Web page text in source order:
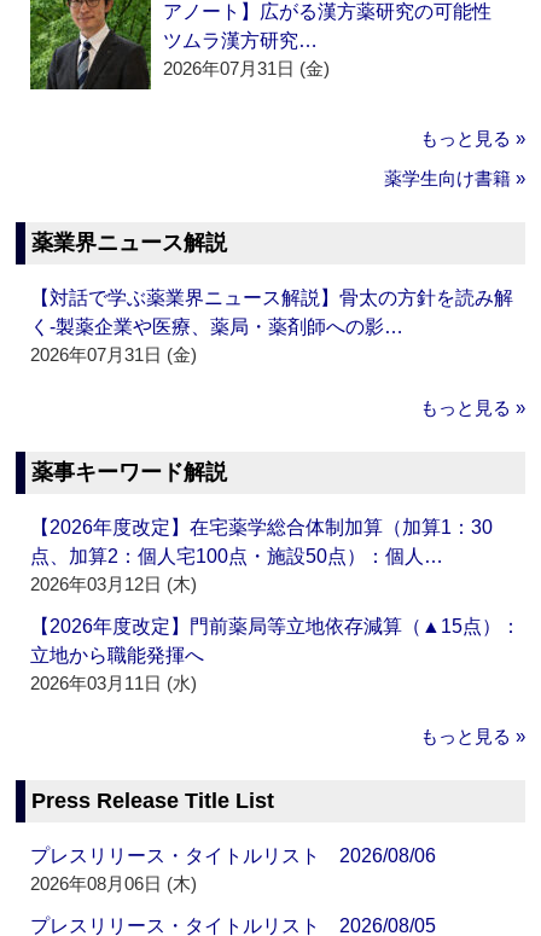
アノート】広がる漢方薬研究の可能性
ツムラ漢方研究…
2026年07月31日 (金)
もっと見る »
薬学生向け書籍 »
薬業界ニュース解説
【対話で学ぶ薬業界ニュース解説】骨太の方針を読み解
く‐製薬企業や医療、薬局・薬剤師への影…
2026年07月31日 (金)
もっと見る »
薬事キーワード解説
【2026年度改定】在宅薬学総合体制加算（加算1：30
点、加算2：個人宅100点・施設50点）：個人…
2026年03月12日 (木)
【2026年度改定】門前薬局等立地依存減算（▲15点）：
立地から職能発揮へ
2026年03月11日 (水)
もっと見る »
Press Release Title List
プレスリリース・タイトルリスト 2026/08/06
2026年08月06日 (木)
プレスリリース・タイトルリスト 2026/08/05